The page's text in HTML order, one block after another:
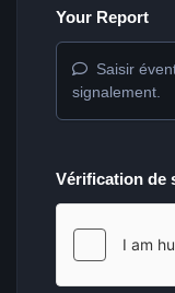
Your Report
Saisir
signalement.
Vérification de